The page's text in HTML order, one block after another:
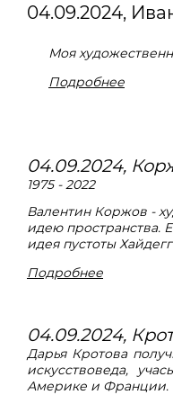
04.09.2024,
Моя
Подробнее
04.09.2024,
1975 - 2022
Валентин Коржов -
идею пространства.
идея пустоты
Подробнее
04.09.2024,
Дарья Кротова
искусствоведа,
Америке и Франции.